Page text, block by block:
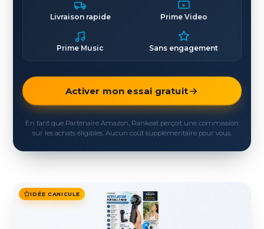
Livraison rapide Prime Video
Prime Music Sans engagement
Activer mon essai gratuit
En tant que Partenaire Amazon, Rankeat perçoit une commission
sur les achats éligibles. Aucun coût supplémentaire pour vous.
IDÉE CANICULE